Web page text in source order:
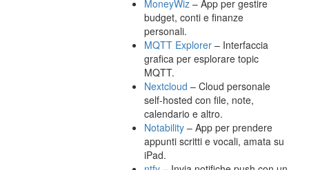
MoneyWiz – App per gestire
budget, conti e finanze
personali.
MQTT Explorer – Interfaccia
grafica per esplorare topic
MQTT.
Nextcloud – Cloud personale
self-hosted con file, note,
calendario e altro.
Notability – App per prendere
appunti scritti e vocali, amata su
iPad.